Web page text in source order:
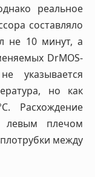
реальное
составляло
не 10 минут, а
DrMOS-
указывается
но как
Расхождение
левым плечом
между